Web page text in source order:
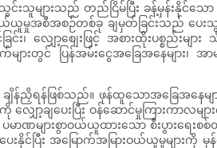
င်းသူများသည် တည်ငြိမ်ပြီး ခန့်မှန်းနို
ယူမှုအစီအစဉ်တစ်ခု ချမှတ်ခြင်းသည် ပေးသွ
၊ လျှော့စျေးဖြင့် အစားထိုးပစ္စည်းမျ
ပြန်အမ်းငွေအခြေအနေများ၊ အာမခံ
ညှိရန်ဖြစ်သည်။ ဖုန်ထူသောအခြေအနေမျ
ော့ချပေးပြီး ဝန်ဆောင်မှုကြားကာလမ
မာဏများစွာဝယ်ယူထားသော စီးပွားရေ
းနိုင်ပြီး အမြောက်အမြားဝယ်ယူမှုမျာ